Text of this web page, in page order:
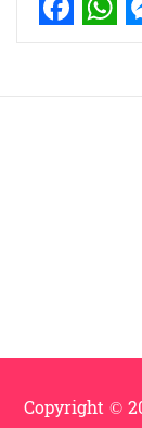
Copyright ©